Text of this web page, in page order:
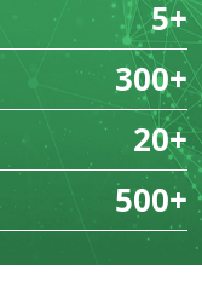
5+
300+
20+
500+